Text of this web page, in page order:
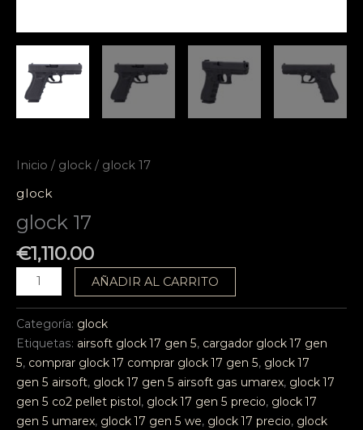
Inicio / glock / glock 17
glock
glock 17
€1,110.00
AÑADIR AL CARRITO
Categoría: glock
Etiquetas: airsoft glock 17 gen 5, cargador glock 17 gen
5, comprar glock 17 comprar glock 17 gen 5, glock 17
gen 5 airsoft, glock 17 gen 5 airsoft gas umarex, glock 17
gen 5 co2 pellet pistol , glock 17 gen 5 precio, glock 17
gen 5 umarex, glock 17 gen 5 we, glock 17 precio, glock